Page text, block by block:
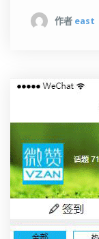
作者 east